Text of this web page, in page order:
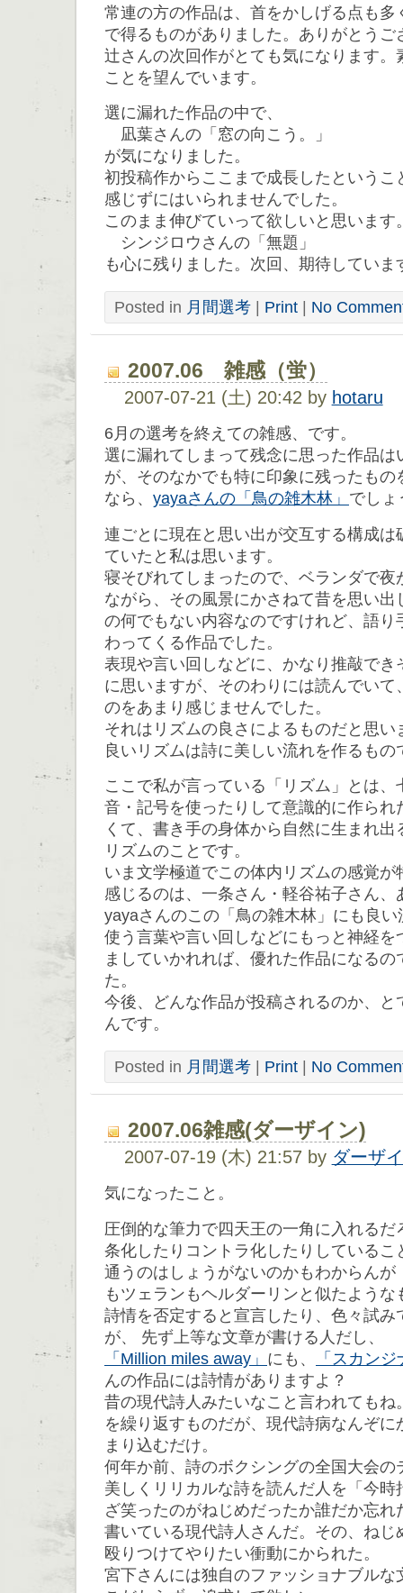
常連の方の作品は、首をかしげる点も多
で得るものがありました。ありがとうご
辻さんの次回作がとても気になります。
ことを望んでいます。
選に漏れた作品の中で、
凪葉さんの「窓の向こう。」
が気になりました。
初投稿作からここまで成長したというこ
感じずにはいられませんでした。
このまま伸びていって欲しいと思います
シンジロウさんの「無題」
も心に残りました。次回、期待していま
Posted in 月間選考 | Print | No
2007.06 雑感（蛍）
2007-07-21 (土) 20:42 by hotaru
6月の選考を終えての雑感、です。
選に漏れてしまって残念に思った作品は
が、そのなかでも特に印象に残ったもの
なら、 yayaさんの「鳥の雑木林」 でしょ
連ごとに現在と思い出が交互する構成は
ていたと私は思います。
寝そびれてしまったので、ベランダで夜
ながら、その風景にかさねて昔を思い出
の何でもない内容なのですけれど、語り
わってくる作品でした。
表現や言い回しなどに、かなり推敲でき
に思いますが、そのわりには読んでいて
のをあまり感じませんでした。
それはリズムの良さによるものだと思い
良いリズムは詩に美しい流れを作るもの
ここで私が言っている「リズム」とは
音・記号を使ったりして意識的に作られ
くて、書き手の身体から自然に生まれ
リズムのことです。
いま文学極道でこの体内リズムの感覚が
感じるのは、一条さん・軽谷祐子さん、
yayaさんのこの「鳥の雑木林」にも良
使う言葉や言い回しなどにもっと神経を
ましていかれれば、優れた作品になる
た。
今後、どんな作品が投稿されるのか、と
んです。
Posted in 月間選考 Print No
2007.06雑感(ダーザイン)
2007-07-19 (木) 21:57 by ダーザ
気になったこと。
圧倒的な筆力で四天王の一角に入れるだ
条化したりコントラ化したりしているこ
通うのはしょうがないのかもわからんが
もツェランもヘルダーリンと似たような
詩情を否定すると宣言したり、色々試み
が、 先ず上等な文章が書ける人だし、
「Million miles away」 にも、
「スカン
んの作品には詩情がありますよ？
昔の現代詩人みたいなこと言われてもね
を繰り返すものだが、現代詩病なんぞ
まり込むだけ。
何年か前、詩のボクシングの全国大会の
美しくリリカルな詩を読んだ人を「今時
ざ笑ったのがねじめだったか誰だか忘
書いている現代詩人さんだ。その、ねじ
殴りつけてやりたい衝動にかられた。
宮下さんには独自のファッショナブルな